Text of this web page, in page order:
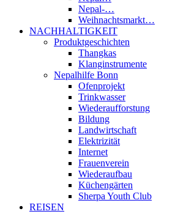
Nepal-…
Weihnachtsmarkt…
NACHHALTIGKEIT
Produktgeschichten
Thangkas
Klanginstrumente
Nepalhilfe Bonn
Ofenprojekt
Trinkwasser
Wiederaufforstung
Bildung
Landwirtschaft
Elektrizität
Internet
Frauenverein
Wiederaufbau
Küchengärten
Sherpa Youth Club
REISEN